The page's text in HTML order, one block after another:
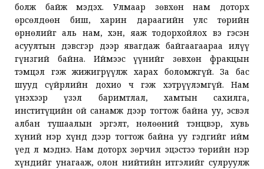
болж байж мэдэх. Улмаар зөвхөн нам доторх
өрсөлдөөн биш, харин дараагийн улс төрийн
өрнөлийг аль нам, хэн, яаж тодорхойлох вэ гэсэн
асуултын дэвсгэр дээр явагдаж байгаагаараа илүү
гүнзгий байна. Иймээс үүнийг зөвхөн фракцын
тэмцэл гэж жижигрүүлж харах боломжгүй. За бас
шууд сүйрлийн дохио ч гэж хэтрүүлэмгүй. Нам
үнэхээр үзэл баримтлал, хамтын сахилга,
инститүцийн ой санамж дээр тогтож байна уу, эсвэл
албан тушаалын эргэлт, нөлөөний тэнцвэр, хувь
хүний нэр хүнд дээр тогтож байна уу гэдгийг ийм
үед л мэднэ. Нам доторх зөрчил эцэстээ төрийн нэр
хүндийг унагааж, олон нийтийн итгэлийг сулруулж